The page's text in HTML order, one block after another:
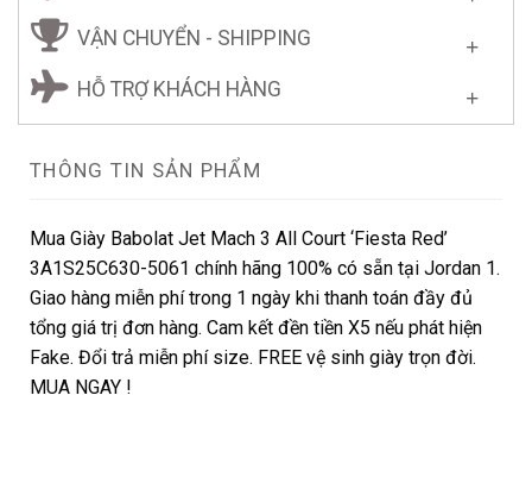
VẬN CHUYỂN - SHIPPING
HỖ TRỢ KHÁCH HÀNG
THÔNG TIN SẢN PHẨM
Mua Giày Babolat Jet Mach 3 All Court ‘Fiesta Red’
3A1S25C630-5061 chính hãng 100% có sẵn tại Jordan 1.
Giao hàng miễn phí trong 1 ngày khi thanh toán đầy đủ
tổng giá trị đơn hàng. Cam kết đền tiền X5 nếu phát hiện
Fake. Đổi trả miễn phí size. FREE vệ sinh giày trọn đời.
MUA NGAY !